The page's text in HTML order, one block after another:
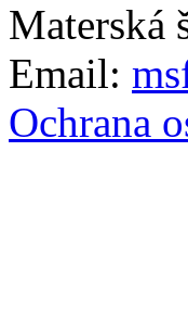
Materská
Email:
Ochrana